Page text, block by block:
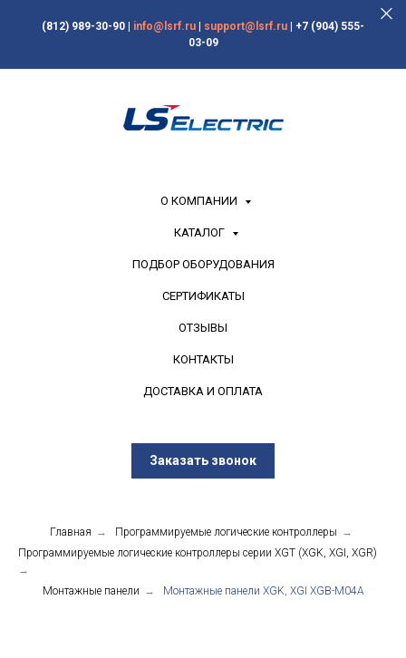
(812) 989-30-90 info@lsrf.ru support@lsrf.ru
+7 (904) 555-
03-09
О КОМПАНИИ
КАТАЛОГ
ПОДБОР ОБОРУДОВАНИЯ
СЕРТИФИКАТЫ
ОТЗЫВЫ
КОНТАКТЫ
ДОСТАВКА И ОПЛАТА
Заказать звонок
Главная → Программируемые логические контроллеры →
Программируемые логические контроллеры серии XGT (XGK, XGI, XGR)
→
Монтажные панели → Монтажные панели XGK, XGI XGB-M04A